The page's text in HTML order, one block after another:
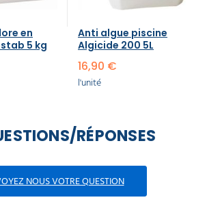
en
5 kg
Anti algue piscine
Algicide 200 5L
16,90 €
l'unité
RÉPONSES
NOUS VOTRE QUESTION